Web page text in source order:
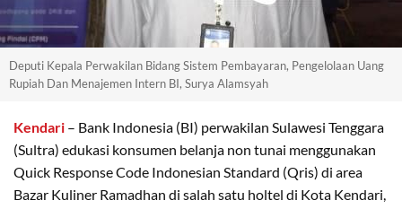
Deputi Kepala Perwakilan Bidang Sistem Pembayaran, Pengelolaan Uang
Rupiah Dan Menajemen Intern BI, Surya Alamsyah
Kendari – Bank Indonesia (BI) perwakilan Sulawesi Tenggara
(Sultra) edukasi konsumen belanja non tunai menggunakan
Quick Response Code Indonesian Standard (Qris) di area
Bazar Kuliner Ramadhan di salah satu holtel di Kota Kendari,